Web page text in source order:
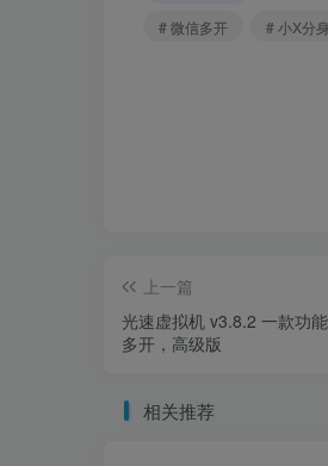
# 微信多开
# 小X分身
上一篇
光速虚拟机 v3.8.2 一款功
多开，高级版
相关推荐